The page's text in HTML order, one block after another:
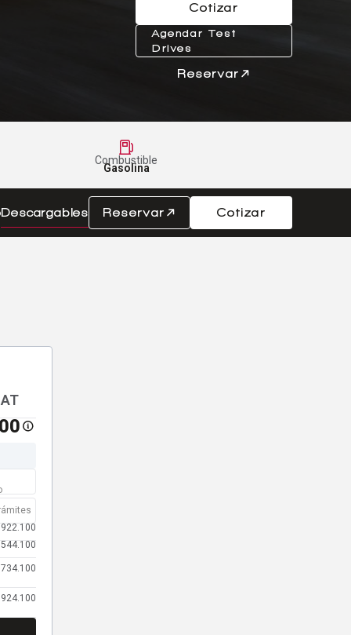
Cotizar
Agendar Test
Drives
Reservar
Combustible
Gasolina
Descargables Reservar Cotizar